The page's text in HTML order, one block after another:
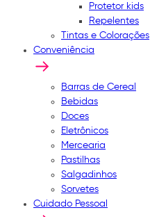
Protetor kids
Repelentes
Tintas e Colorações
Conveniência
Barras de Cereal
Bebidas
Doces
Eletrônicos
Mercearia
Pastilhas
Salgadinhos
Sorvetes
Cuidado Pessoal